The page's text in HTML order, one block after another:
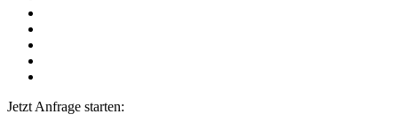
Jetzt Anfrage starten: